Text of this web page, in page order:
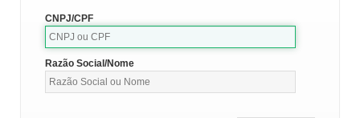
CNPJ/CPF
Razão Social/Nome